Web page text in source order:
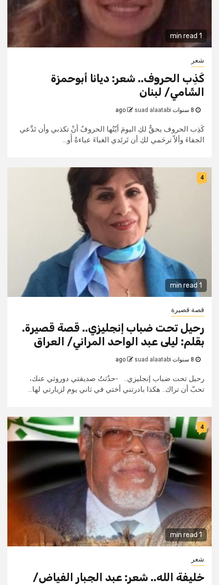
1 min read
شعر
كَذِب الحروف.. شعر: ديانا أبوحمزة
الشّامي/ لبنان
suad alaatabi
كَذِب الحروف يحقُّ لكِ اليومَ أيّتُها الحروفُ أنْ تكذبي وأن تَدَّعي
الجفاءَ وألاّ ترحَمي لكِ أن تَرتَدي الغباءَ عباءةً أَو...
1 min read
4
قصة قصيرة
رحيل تحت ضباب إنجليزي.. قصة قصيرة.
بقلم: ليلى عبد الواحد المراني/ العراق
suad alaatabi
رحيل تحت ضباب إنجليزي.. -حدٌثتُ صديقتي دوروثي عنك،
تحبّ أن تراك.. هكذا بادرتني أختي في ثاني يوم لزيارتي لها...
1 min read
4
شعر
خليفة الله.. شعر: عبد الجبار الفياض/